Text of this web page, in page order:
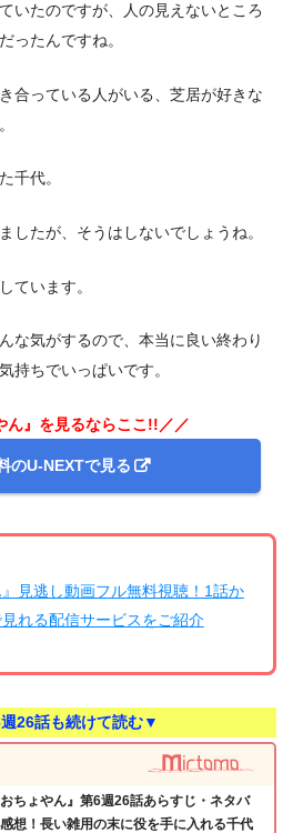
いたのですが、人の見えないところ
ったんですね。
合っている人がいる、芝居が好きな
千代。
したが、そうはしないでしょうね。
ています。
な気がするので、本当に良い終わり
持ちでいっぱいです。
ん』を見るならここ!!／／
のU-NEXTで見る
見逃し動画フル無料視聴！1話か
れる配信サービスをご紹介
26話も続けて読む▼
おちょやん』第6週26話あらすじ・ネタバ
想！長い雑用の末に役を手に入れる千代